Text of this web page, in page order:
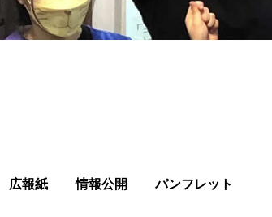
広報紙 情報公開 パンフレット